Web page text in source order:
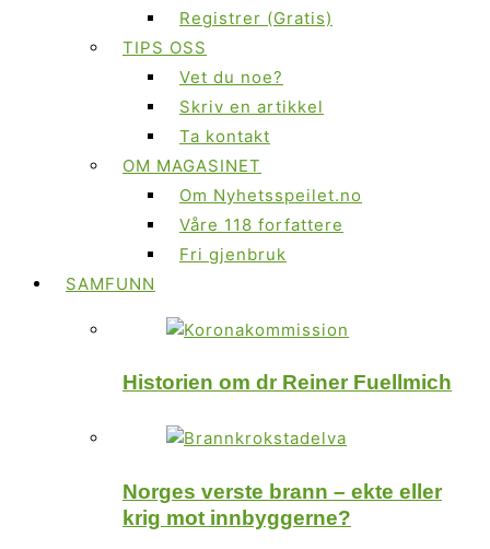
Registrer (Gratis)
TIPS OSS
Vet du noe?
Skriv en artikkel
Ta kontakt
OM MAGASINET
Om Nyhetsspeilet.no
Våre 118 forfattere
Fri gjenbruk
SAMFUNN
Historien om dr Reiner Fuellmich
Norges verste brann – ekte eller
krig mot innbyggerne?